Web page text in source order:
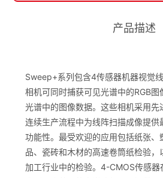
产品描述
Sweep+系列包含4传感器机器视觉
相机可同时捕获可见光谱中的RGB
光谱中的图像数据。这些相机采用先
连续生产流程中为线阵扫描成像提供
功能性。最受欢迎的应用包括纸张、
品、瓷砖和木材的高速卷筒纸检验，
加工行业中的检验。4-CMOS传感器